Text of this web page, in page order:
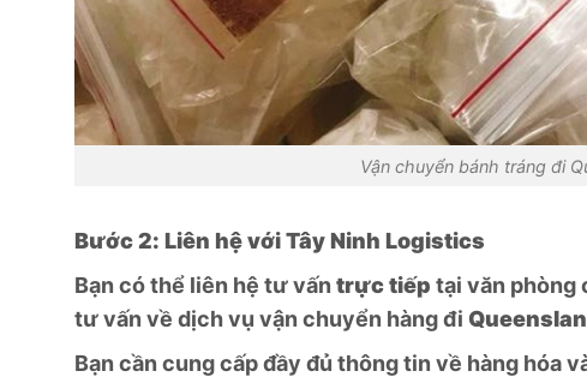
Vận chuyển bánh tráng đi
Bước 2: Liên hệ với Tây Ninh Logistics
Bạn có thể liên hệ tư vấn trực tiếp tại văn phòng
tư vấn về dịch vụ vận chuyển hàng đi
Bạn cần cung cấp đầy đủ thông tin về hàng hóa